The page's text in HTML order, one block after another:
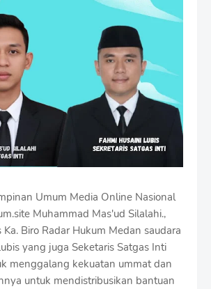
Umum Media Online Nasional
Muhammad Mas'ud Silalahi.,
Ka. Biro Radar Hukum Medan saudara
yang juga Seketaris Satgas Inti
menggalang kekuatan ummat dan
untuk mendistribusikan bantuan